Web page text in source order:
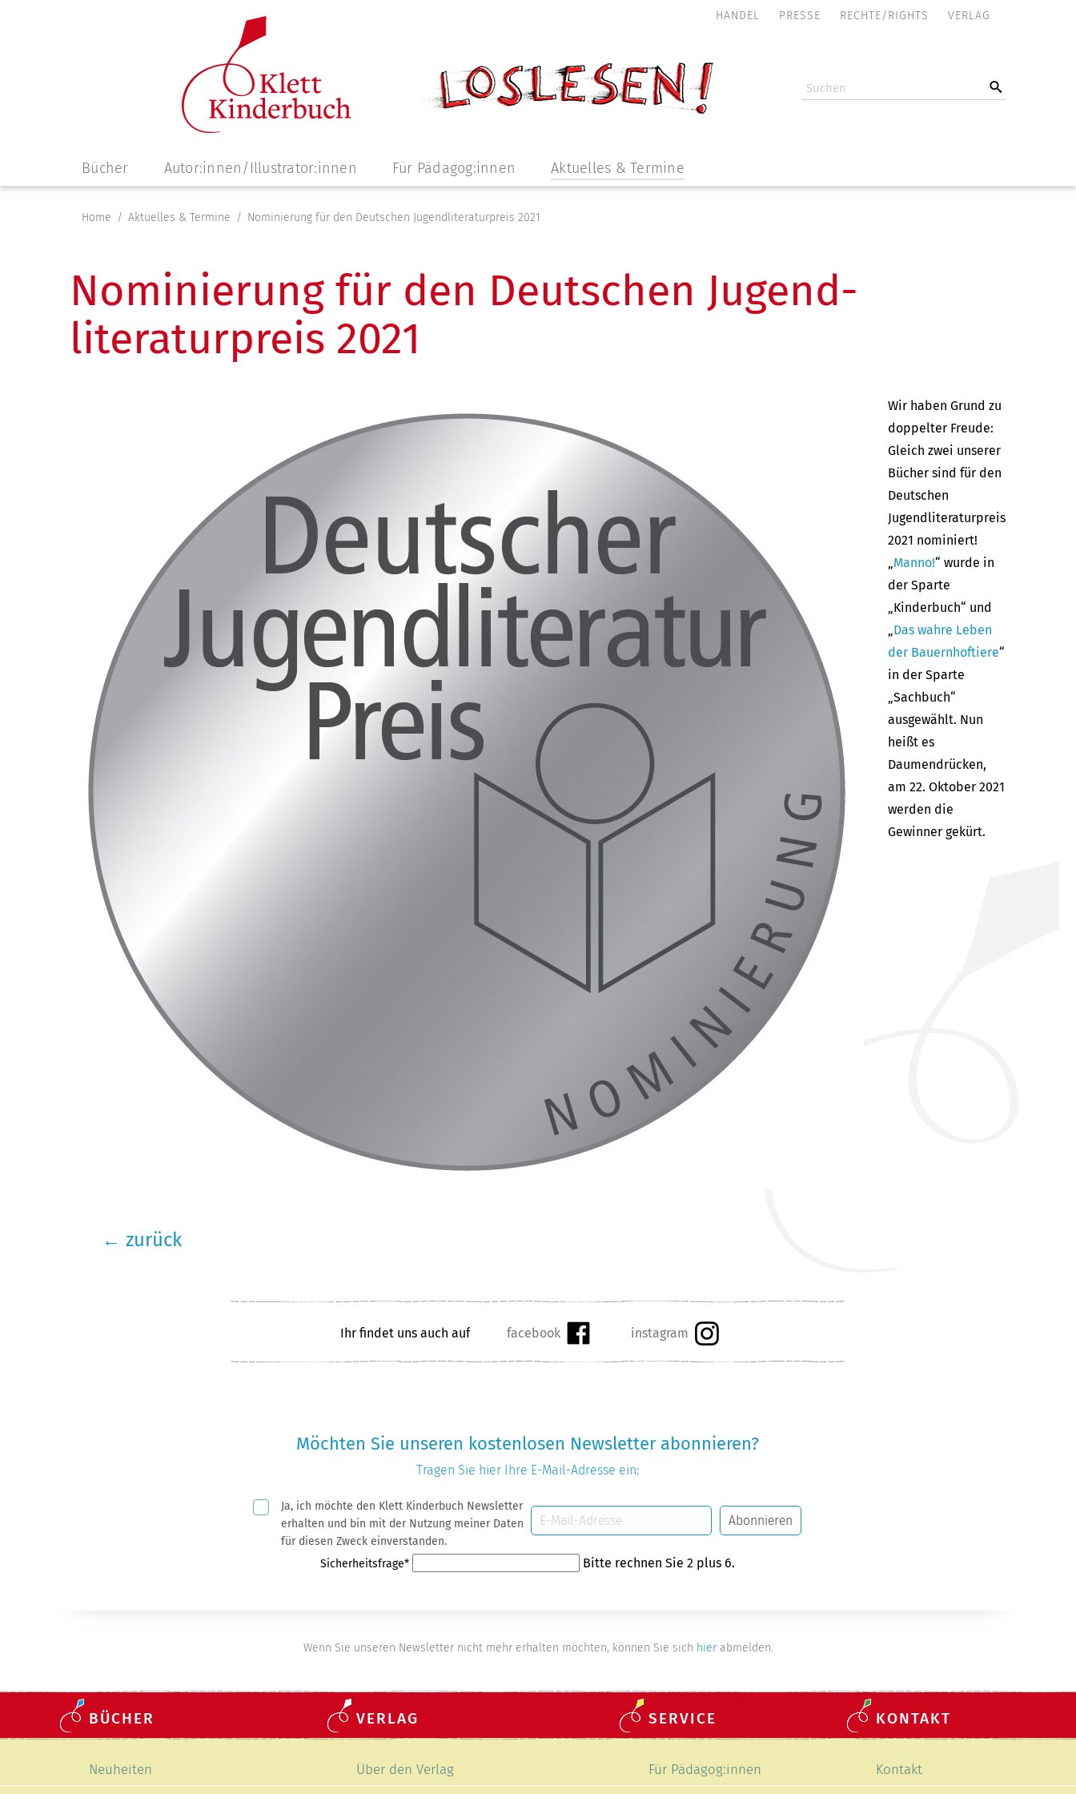
NAVIGATION
HANDEL PRESSE RECHTE/RIGHTS VERLAG
Navigation
überspringen
Bücher Autor:innen/Illustrator:innen Für Pädagog:innen Aktuelles & Termine
Home Aktuelles & Termine Nominierung für den Deutschen Jugend­literatur­preis 2021
Nominierung für den Deutschen Jugend­
literatur­preis 2021
Wir haben Grund zu
doppelter Freude:
Gleich zwei unserer
Bücher sind für den
Deutschen
Jugendliteraturpreis
2021 nominiert!
„Manno!“ wurde in
der Sparte
„Kinderbuch“ und
„Das wahre Leben
der Bauernhoftiere“
in der Sparte
„Sachbuch“
ausgewählt. Nun
heißt es
Daumendrücken,
am 22. Oktober 2021
werden die
Gewinner gekürt.
← zurück
Ihr findet uns auch auf
Möchten Sie unseren kostenlosen Newsletter abonnieren?
Tragen Sie hier Ihre E-Mail-Adresse ein:
PflichtfeldJa, ich möchte den Klett Kinderbuch Newsletter
erhalten und bin mit der Nutzung meiner Daten
für diesen Zweck einverstanden.
Mail-
Abonnieren
Pflichtfeld
Sicherheitsfrage* Bitte rechnen Sie 2 plus 6.
Wenn Sie unseren Newsletter nicht mehr erhalten möchten, können Sie sich hierabmelden.
BÜCHER
überspringen
Neuheiten
VERLAG
überspringen
Über den Verlag
SERVICE
überspringen
Für Pädagog:innen
KONTAKT
überspringen
Kontakt